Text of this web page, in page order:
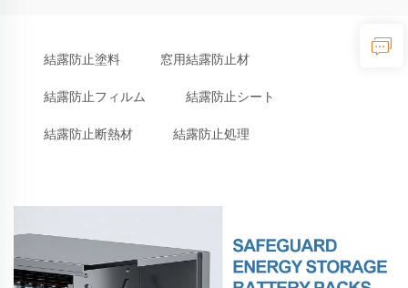
結露防止塗料 窓用結露防止材
結露防止フィルム 結露防止シート
結露防止断熱材 結露防止処理